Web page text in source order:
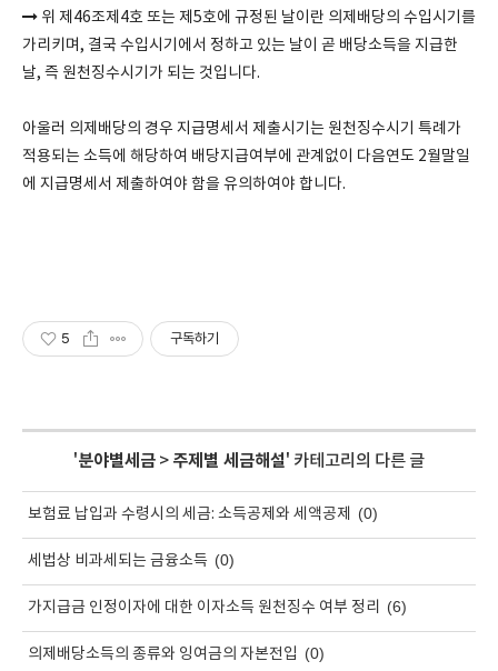
위 제46조제4호 또는 제5호에 규정된 날이란 의제배당의 수입시기를
가리키며, 결국 수입시기에서 정하고 있는 날이 곧 배당소득을 지급한
날, 즉 원천징수시기가 되는 것입니다.
아울러 의제배당의 경우 지급명세서 제출시기는 원천징수시기 특례가
적용되는 소득에 해당하여 배당지급여부에 관계없이 다음연도 2월말일
에 지급명세서 제출하여야 함을 유의하여야 합니다.
5 구독하기
'분야별세금 > 주제별 세금해설' 카테고리의 다른 글
보험료 납입과 수령시의 세금: 소득공제와 세액공제 (0)
세법상 비과세되는 금융소득 (0)
가지급금 인정이자에 대한 이자소득 원천징수 여부 정리 (6)
의제배당소득의 종류와 잉여금의 자본전입 (0)